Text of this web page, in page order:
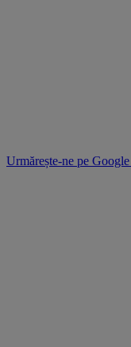
Urmărește-ne pe